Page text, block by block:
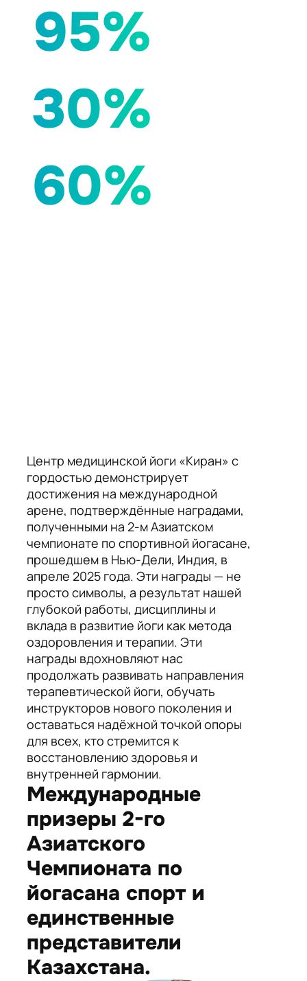
95%
30%
60%
Центр медицинской йоги «Киран» с
гордостью демонстрирует
достижения на международной
арене, подтверждённые наградами,
полученными на 2-м Азиатском
чемпионате по спортивной йогасане,
прошедшем в Нью-Дели, Индия, в
апреле 2025 года. Эти награды — не
просто символы, а результат нашей
глубокой работы, дисциплины и
вклада в развитие йоги как метода
оздоровления и терапии. Эти
награды вдохновляют нас
продолжать развивать направления
терапевтической йоги, обучать
инструкторов нового поколения и
оставаться надёжной точкой опоры
для всех, кто стремится к
восстановлению здоровья и
внутренней гармонии.
Международные
призеры 2-го
Азиатского
Чемпионата по
йогасана спорт и
единственные
представители
Казахстана.